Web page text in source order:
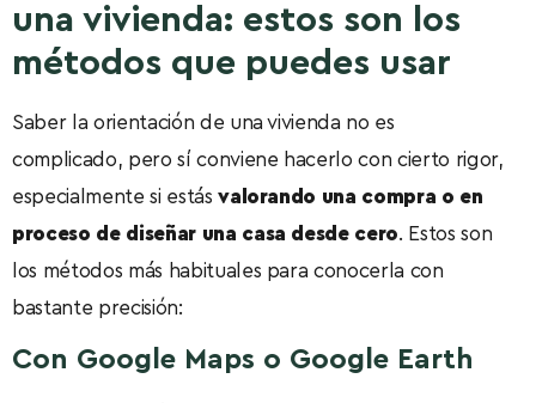
una vivienda: estos son los
métodos que puedes usar
Saber la orientación de una vivienda no es
complicado, pero sí conviene hacerlo con cierto rigor,
especialmente si estásvalorando una compra o en
proceso de diseñar una casa desde cero. Estos son
los métodos más habituales para conocerla con
bastante precisión:
Con Google Maps o Google Earth